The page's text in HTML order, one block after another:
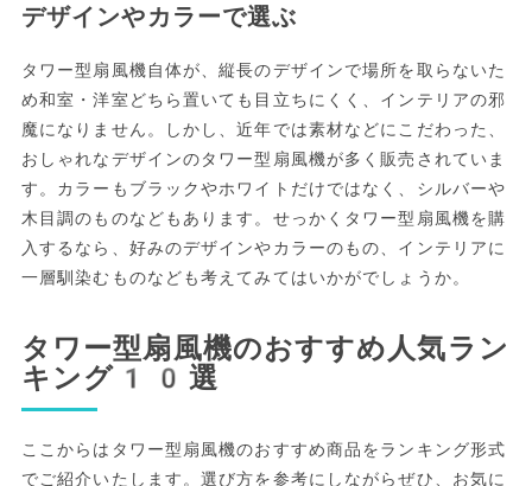
デザインやカラーで選ぶ
タワー型扇風機自体が、縦長のデザインで場所を取らないた
め和室・洋室どちら置いても目立ちにくく、インテリアの邪
魔になりません。しかし、近年では素材などにこだわった、
おしゃれなデザインのタワー型扇風機が多く販売されていま
す。カラーもブラックやホワイトだけではなく、シルバーや
木目調のものなどもあります。せっかくタワー型扇風機を購
入するなら、好みのデザインやカラーのもの、インテリアに
一層馴染むものなども考えてみてはいかがでしょうか。
タワー型扇風機のおすすめ人気ラン
キング10選
ここからはタワー型扇風機のおすすめ商品をランキング形式
でご紹介いたします。選び方を参考にしながらぜひ、お気に